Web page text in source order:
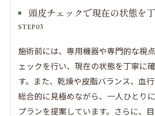
頭皮チェックで現在の状態を
STEP03
施術前には、専用機器や専門的な視
ェックを行い、現在の状態を丁寧に
す。また、乾燥や皮脂バランス、血
総合的に見極めながら、一人ひとり
プランを提案しています。さらに、